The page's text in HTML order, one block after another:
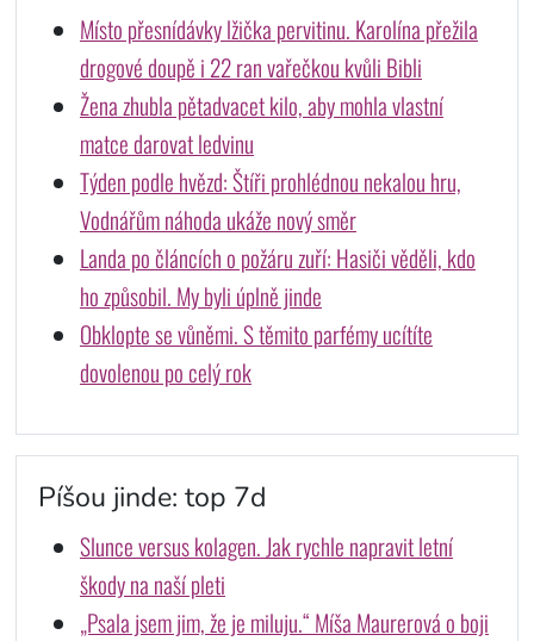
Místo přesnídávky lžička pervitinu. Karolína přežila
drogové doupě i 22 ran vařečkou kvůli Bibli
Žena zhubla pětadvacet kilo, aby mohla vlastní
matce darovat ledvinu
Týden podle hvězd: Štíři prohlédnou nekalou hru,
Vodnářům náhoda ukáže nový směr
Landa po článcích o požáru zuří: Hasiči věděli, kdo
ho způsobil. My byli úplně jinde
Obklopte se vůněmi. S těmito parfémy ucítíte
dovolenou po celý rok
Píšou jinde: top 7d
Slunce versus kolagen. Jak rychle napravit letní
škody na naší pleti
„Psala jsem jim, že je miluju.“ Míša Maurerová o boji